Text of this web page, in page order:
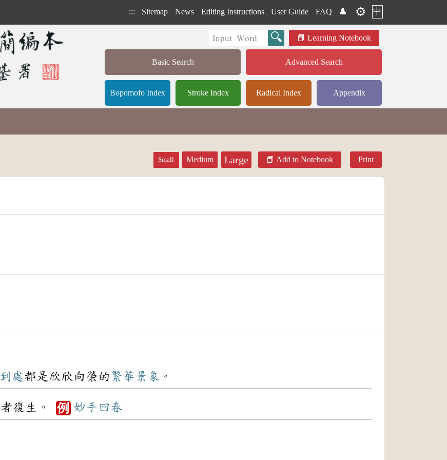
::: Sitemap News Editing Instructions User Guide FAQ 👤 ⚙️ 中
Learning Notebook
Basic Search Advanced Search
Bopomofo Index Stroke Index Radical Index Appendix
Small Medium Large Add to Notebook Print
到處 都是欣欣向榮的 繁華 景象 。
者復生。 例 妙手回春